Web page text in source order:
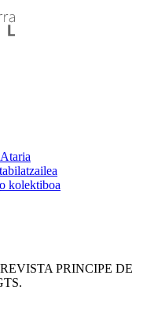
kolektiboa
REVISTA PRINCIPE DE